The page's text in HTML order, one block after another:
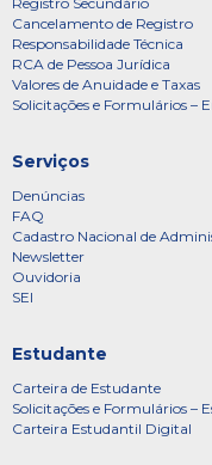
Cancelamento de Registro
Responsabilidade Técnica
RCA de Pessoa Jurídica
Valores de Anuidade e Taxas
Solicitações e Formulários –
Serviços
Denúncias
FAQ
Cadastro Nacional de
Newsletter
Ouvidoria
SEI
Estudante
Carteira de Estudante
Solicitações e Formulários –
Carteira Estudantil Digital